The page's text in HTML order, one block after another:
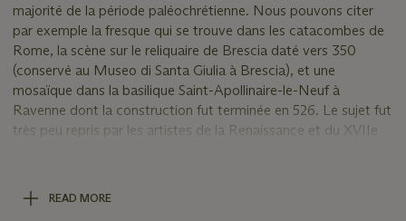
majorité de la période paléochrétienne. Nous pouvons citer
par exemple la fresque qui se trouve dans les catacombes de
Rome, la scène sur le reliquaire de Brescia daté vers 350
(conservé au Museo di Santa Giulia à Brescia), et une
mosaïque dans la basilique Saint-Apollinaire-le-Neuf à
Ravenne dont la construction fut terminée en 526. Le sujet fut
très peu repris par les artistes de la Renaissance et du XVIIe
qui souhaitait célébrer la guérison d’une femme qui lui était
chère.
READ MORE